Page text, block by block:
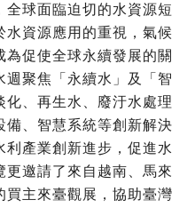
球面臨迫切的水資源短
水資源應用的重視，氣候
促使全球永續發展的關
聚焦「永續水」及「智
、再生水、廢汙水處理
備、智慧系統等創新解決
產業創新進步，促進水
更邀請了來自越南、馬來
買主來臺觀展，協助臺灣